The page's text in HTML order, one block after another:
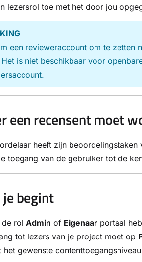
lezersrol toe met het door jou
een revieweraccount om te zetten
is niet beschikbaar voor
een recensent moet
heeft zijn
toegang van de gebruiker tot de
begint
rol Admin of Eigenaar portaal
tot lezers van je project moet op
het gewenste